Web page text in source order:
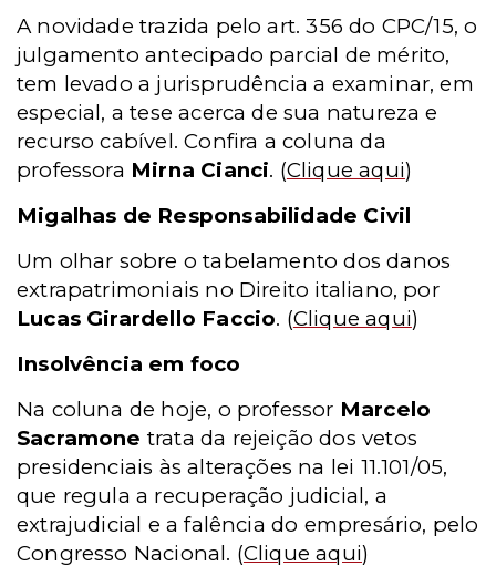
A novidade trazida pelo art. 356 do CPC/15, o
julgamento antecipado parcial de mérito,
tem levado a jurisprudência a examinar, em
especial, a tese acerca de sua natureza e
recurso cabível. Confira a coluna da
professora Mirna Cianci. (Clique aqui)
Migalhas de Responsabilidade Civil
Um olhar sobre o tabelamento dos danos
extrapatrimoniais no Direito italiano, por
Lucas Girardello Faccio. (Clique aqui)
Insolvência em foco
Na coluna de hoje, o professor Marcelo
Sacramone trata da rejeição dos vetos
presidenciais às alterações na lei 11.101/05,
que regula a recuperação judicial, a
extrajudicial e a falência do empresário, pelo
Congresso Nacional. (Clique aqui)